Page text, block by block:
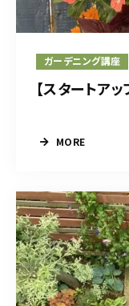
ガーデニング講座
【スタートア
MORE